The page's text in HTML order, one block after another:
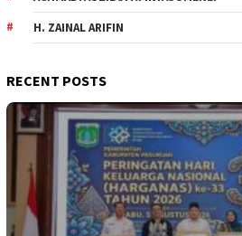
H. ZAINAL ARIFIN
RECENT POSTS